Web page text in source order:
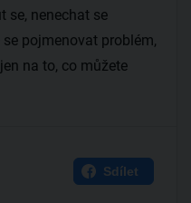
se, nenechat se
pojmenovat problém,
na to, co můžete
Sdílet